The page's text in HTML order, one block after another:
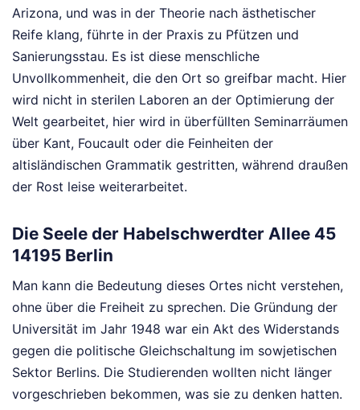
Arizona, und was in der Theorie nach ästhetischer
Reife klang, führte in der Praxis zu Pfützen und
Sanierungsstau. Es ist diese menschliche
Unvollkommenheit, die den Ort so greifbar macht. Hier
wird nicht in sterilen Laboren an der Optimierung der
Welt gearbeitet, hier wird in überfüllten Seminarräumen
über Kant, Foucault oder die Feinheiten der
altisländischen Grammatik gestritten, während draußen
der Rost leise weiterarbeitet.
Die Seele der Habelschwerdter Allee 45
14195 Berlin
Man kann die Bedeutung dieses Ortes nicht verstehen,
ohne über die Freiheit zu sprechen. Die Gründung der
Universität im Jahr 1948 war ein Akt des Widerstands
gegen die politische Gleichschaltung im sowjetischen
Sektor Berlins. Die Studierenden wollten nicht länger
vorgeschrieben bekommen, was sie zu denken hatten.